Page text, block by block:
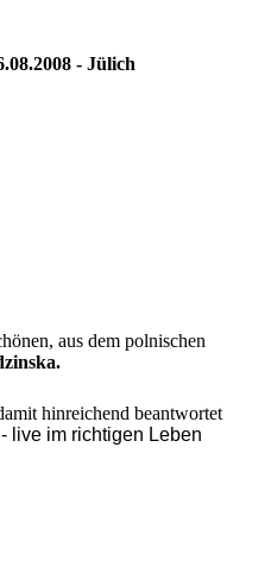
- Jülich
aus dem polnischen
hinreichend beantwortet
live im richtigen Leben